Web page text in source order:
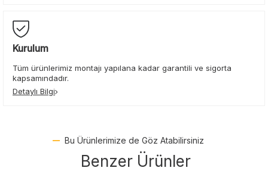
Kurulum
Tüm ürünlerimiz montajı yapılana kadar garantili ve sigorta
kapsamındadır.
Detaylı Bilgi
Bu Ürünlerimize de Göz Atabilirsiniz
Benzer Ürünler